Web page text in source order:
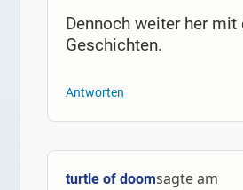
Dennoch weiter her mit
Geschichten.
Antworten
turtle of doomsagte am